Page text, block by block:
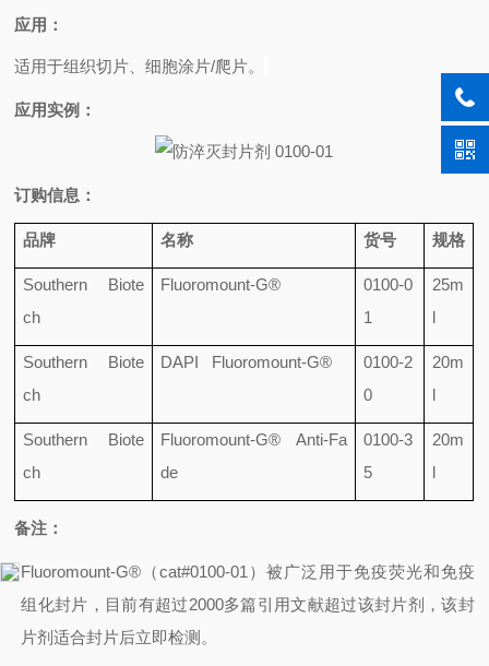
应用：
适用于组织切片、细胞涂片/爬片。
应用实例：
订购信息：
品牌 名称 货号 规格
Southern Biote
ch
Fluoromount-G®
0100-0
1
25m
l
Southern Biote
ch
DAPI Fluoromount-G®
0100-2
0
20m
l
Southern Biote
ch
Fluoromount-G® Anti-Fa
de
0100-3
5
20m
l
备注：
Fluoromount-G® （cat#0100-01 ）被广泛用于免疫荧光和免疫
组化封片，目前有超过2000多篇引用文献超过该封片剂，该封
片剂适合封片后立即检测。